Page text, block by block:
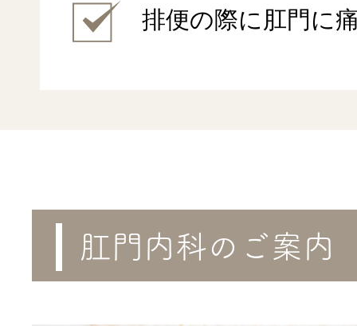
排便の際に肛門に
肛門内科のご案内